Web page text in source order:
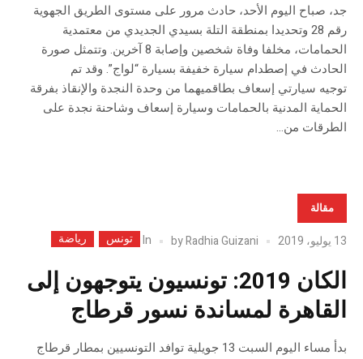
جد، صباح اليوم الأحد، حادث مرور على مستوى الطريق الجهوية
رقم 28 وتحديدا بمنطقة التلة بسيدي الجديدي من معتمدية
الحمامات، مخلفا وفاة شخصين وإصابة 8 آخرين. وتتمثل صورة
الحادث في إصطدام سيارة خفيفة بسيارة “لواج”. وقد تم
توجيه سيارتي إسعاف بطاقميهما من وحدة النجدة والإنقاذ بفرقة
الحماية المدنية بالحمامات وسيارة إسعاف وشاحنة نجدة على
الطرقات من...
مقالة
13 يوليو، 2019 byRadhia Guizani
In تونس رياضة
الكان 2019: تونسيون يتوجهون إلى
القاهرة لمساندة نسور قرطاج
بدأ مساء اليوم السبت 13 جويلية توافد التونسيين بمطار قرطاج